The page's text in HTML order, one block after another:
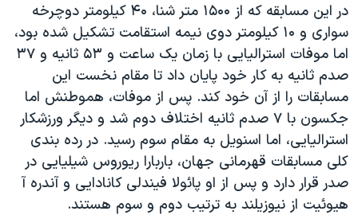
تریبونال مردمی آبان ۹۸
دادگاه حمید نوری
چهل سال گروگان‌گیری
قانون شفافیت دارائی کادر رهبری ایران
اعتراضات مردمی آبان ۹۸
اسرائیل در جنگ
نرگس محمدی برنده جایزه نوبل صلح
همایش محافظه‌کاران آمریکا «سی‌پک»
در این مسابقه که از ۱۵۰۰ متر شنا، ۴۰ کیلومتر دوچرخه
سواری و ۱۰ کیلومتر دوی نیمه استقامت تشکیل شده بود،
اما موفات استرالیایی با زمان یک ساعت و ۵۳ ثانیه و ۳۷
صدم ثانیه به کار خود پایان داد تا مقام نخست این
مسابقات را از آن خود کند. پس از موفات، هموطنش اما
جکسون با ۷ صدم ثانیه اختلاف دوم شد و دیگر ورزشکار
استرالیایی، اما اسنویل به مقام سوم رسید. در رده بندی
کلی مسابقات قهرمانی جهان، باربارا ریوروس شیلیایی در
صدر قرار دارد و پس از او پائولا فیندلی کانادایی و آندره آ
هیوئیت از نیوزیلند به ترتیب دوم و سوم هستند.